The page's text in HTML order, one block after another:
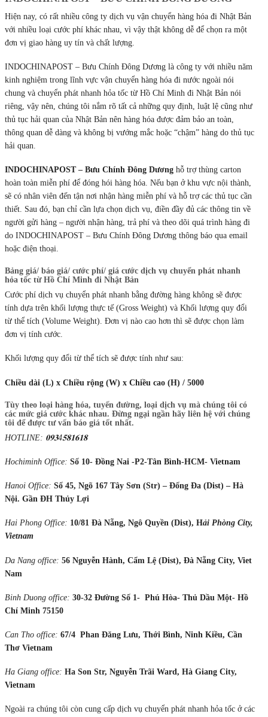
Hiện nay, có rất nhiều công ty dịch vụ vận chuyển hàng hóa đi Nhật Bản
với nhiều loại cước phí khác nhau, vì vậy thật không dễ để chọn ra một
đơn vị giao hàng uy tín và chất lượng.
INDOCHINAPOST – Bưu Chính Đông Dương là công ty với nhiều năm
kinh nghiệm trong lĩnh vực vận chuyển hàng hóa đi nước ngoài nói
chung và chuyển phát nhanh hỏa tốc từ Hồ Chí Minh đi Nhật Bản nói
riêng, vậy nên, chúng tôi nắm rõ tất cả những quy định, luật lệ cũng như
thủ tục hải quan của Nhật Bản nên hàng hóa được đảm bảo an toàn,
thông quan dễ dàng và không bị vướng mắc hoặc “chậm” hàng do thủ tục
hải quan.
INDOCHINAPOST – Bưu Chính Đông Dương hỗ trợ thùng carton
hoàn toàn miễn phí để đóng hói hàng hóa. Nếu bạn ở khu vực nội thành,
sẽ có nhân viên đến tận nơi nhận hàng miễn phí và hỗ trợ các thủ tục cần
thiết. Sau đó, bạn chỉ cần lựa chọn dịch vụ, điền đầy đủ các thông tin về
người gửi hàng – người nhận hàng, trả phí và theo dõi quá trình hàng đi
do INDOCHINAPOST – Bưu Chính Đông Dương thông báo qua email
hoặc điện thoại.
Bảng giá/ báo giá/ cước phí/ giá cước dịch vụ chuyển phát nhanh
hỏa tốc từ Hồ Chí Minh đi Nhật Bản
Cước phí dịch vụ chuyển phát nhanh bằng đường hàng không sẽ được
tính dựa trên khối lượng thực tế (Gross Weight) và Khối lượng quy đổi
từ thể tích (Volume Weight). Đơn vị nào cao hơn thì sẽ được chọn làm
đơn vị tính cước.
Khối lượng quy đổi từ thể tích sẽ được tính như sau:
Chiều dài (L) x Chiều rộng (W) x Chiều cao (H) / 5000
Tùy theo loại hàng hóa, tuyến đường, loại dịch vụ mà chúng tôi có
các mức giá cước khác nhau. Đừng ngại ngần hãy liên hệ với chúng
tôi để được tư vấn báo giá tốt nhất.
HOTLINE: 𝟎𝟗𝟑4𝟓𝟖𝟏𝟔𝟏𝟖
Hochiminh Office: Số 10- Đồng Nai -P2-Tân Bình-HCM- Vietnam
Hanoi Office: Số 45, Ngõ 167 Tây Sơn (Str) – Đống Đa (Dist) – Hà
Nội. Gần ĐH Thủy Lợi
Hai Phong Office: 10/81 Đà Nẵng, Ngô Quyền (Dist), Hải Phòng City,
Vietnam
Da Nang office: 56 Nguyễn Hành, Cẩm Lệ (Dist), Đà Nẵng City, Viet
Nam
Binh Duong office: 30-32 Đường Số 1- Phú Hòa- Thủ Dầu Một- Hồ
Chí Minh 75150
Can Tho office: 67/4 Phan Đăng Lưu, Thới Bình, Ninh Kiều, Cần
Thơ Vietnam
Ha Giang office: Ha Son Str, Nguyễn Trãi Ward, Hà Giang City,
Vietnam
Ngoài ra chúng tôi còn cung cấp dịch vụ chuyển phát nhanh hỏa tốc ở các